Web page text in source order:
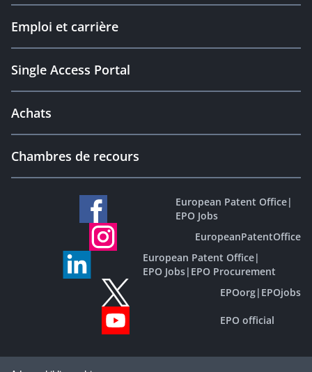
Emploi et carrière
Single Access Portal
Achats
Chambres de recours
European Patent Office|
EPO Jobs
EuropeanPatentOffice
European Patent Office|
EPO Jobs| EPO Procurement
EPOorg| EPOjobs
EPO official